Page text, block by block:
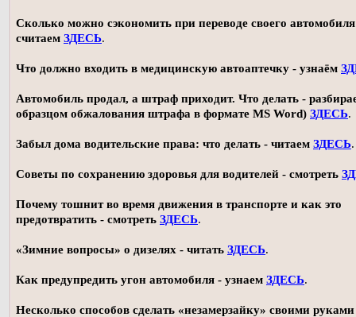
Сколько можно сэкономить при переводе своего автомобиля
считаем ЗДЕСЬ.
Что должно входить в медицинскую автоаптечку - узнаём
Автомобиль продал, а штраф приходит. Что делать -
образцом обжалования штрафа в формате MS Word) ЗДЕСЬ.
Забыл дома водительские права: что делать - читаем ЗДЕСЬ.
Советы по сохранению здоровья для водителей - смотреть
Почему тошнит во время движения в транспорте и как это
предотвратить - смотреть ЗДЕСЬ.
«Зимние вопросы» о дизелях - читать ЗДЕСЬ.
Как предупредить угон автомобиля - узнаем ЗДЕСЬ.
Несколько способов сделать «незамерзайку» своими